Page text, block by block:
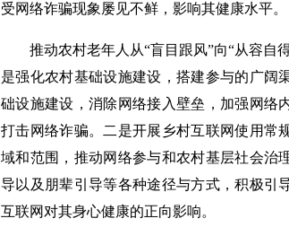
受网络诈骗现象屡见不鲜，影响其健康水平。
推动农村老年人从“盲目跟风”向“从容自
是强化农村基础设施建设，搭建参与的广阔
础设施建设，消除网络接入壁垒，加强网络
打击网络诈骗。二是开展乡村互联网使用常
域和范围，推动网络参与和农村基层社会治
导以及朋辈引导等各种途径与方式，积极引
互联网对其身心健康的正向影响。